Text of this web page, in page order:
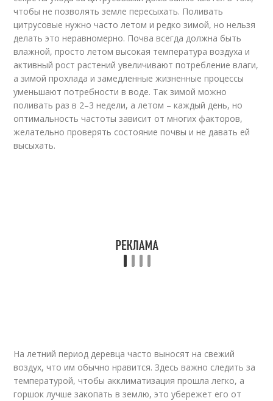
чтобы не позволять земле пересыхать. Поливать
цитрусовые нужно часто летом и редко зимой, но нельзя
делать это неравномерно. Почва всегда должна быть
влажной, просто летом высокая температура воздуха и
активный рост растений увеличивают потребление влаги,
а зимой прохлада и замедленные жизненные процессы
уменьшают потребности в воде. Так зимой можно
поливать раз в 2–3 недели, а летом – каждый день, но
оптимальность частоты зависит от многих факторов,
желательно проверять состояние почвы и не давать ей
высыхать.
На летний период деревца часто выносят на свежий
воздух, что им обычно нравится. Здесь важно следить за
температурой, чтобы акклиматизация прошла легко, а
горшок лучше закопать в землю, это убережет его от